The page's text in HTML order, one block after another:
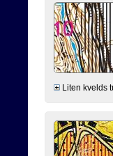
Liten kvelds